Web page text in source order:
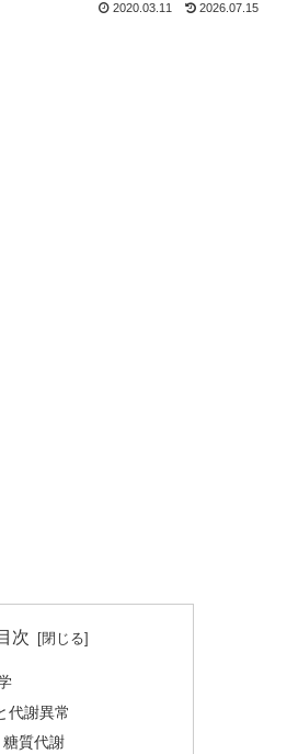
2020.03.11 2026.07.15
次
代謝異常
糖質代謝